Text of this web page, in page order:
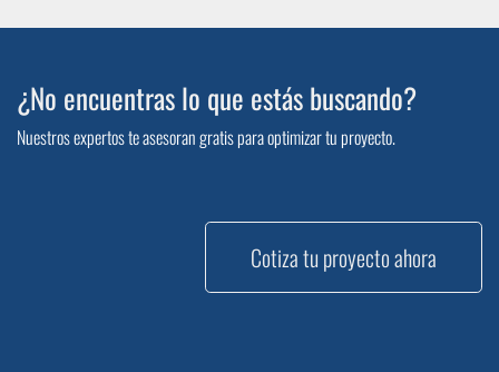
¿No encuentras lo que estás buscando?
Nuestros expertos te asesoran gratis para optimizar tu proyecto.
Cotiza tu proyecto ahora